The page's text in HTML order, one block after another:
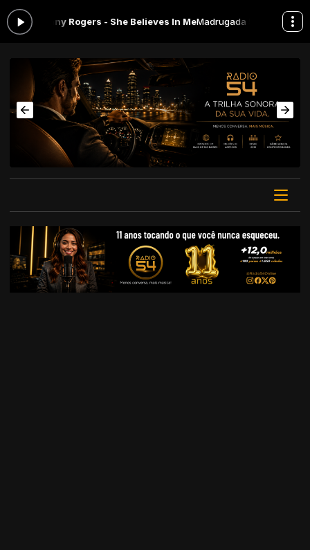
Kenny Rogers - She Believes In Me Madrugada 54 das 00:00 às